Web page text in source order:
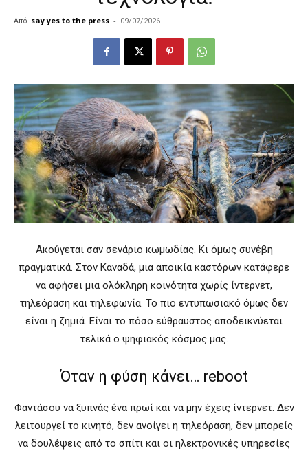
Από say yes to the press - 09/07/2026
Ακούγεται σαν σενάριο κωμωδίας. Κι όμως συνέβη
πραγματικά. Στον Καναδά, μια αποικία καστόρων κατάφερε
να αφήσει μια ολόκληρη κοινότητα χωρίς ίντερνετ,
τηλεόραση και τηλεφωνία. Το πιο εντυπωσιακό όμως δεν
είναι η ζημιά. Είναι το πόσο εύθραυστος αποδεικνύεται
τελικά ο ψηφιακός κόσμος μας.
Όταν η φύση κάνει… reboot
Φαντάσου να ξυπνάς ένα πρωί και να μην έχεις ίντερνετ. Δεν
λειτουργεί το κινητό, δεν ανοίγει η τηλεόραση, δεν μπορείς
να δουλέψεις από το σπίτι και οι ηλεκτρονικές υπηρεσίες